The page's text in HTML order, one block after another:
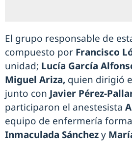
El grupo responsable de
compuesto por Francisco
unidad; Lucía García
Miguel Ariza, quien dirigió
junto con Javier Pérez-
participaron el anestesista
equipo de enfermería
Inmaculada Sánchezy